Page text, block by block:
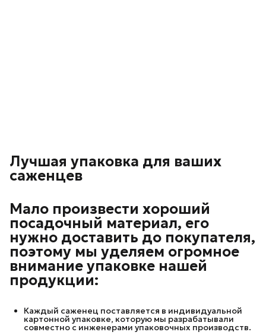
Лучшая упаковка для ваших
саженцев
Мало произвести хороший
посадочный материал, его
нужно доставить до покупателя,
поэтому мы уделяем огромное
внимание упаковке нашей
продукции:
Каждый саженец поставляется в индивидуальной
картонной упаковке, которую мы разрабатывали
совместно с инженерами упаковочных производств.